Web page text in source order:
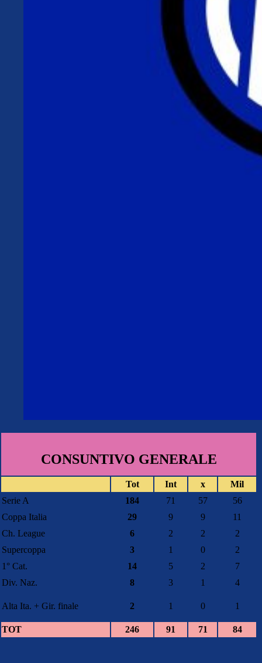
CONSUNTIVO GENERALE
Tot Int x
Mil
Serie A
184 71 57
56
Coppa Italia
29 9 9
11
Ch. League
6 2 2
2
Supercoppa
3 1 0
2
1° Cat.
14 5 2
7
Div. Naz.
8 3 1 4
Alta Ita. + Gir. finale 2 1 0 1
TOT 246 91 71 84